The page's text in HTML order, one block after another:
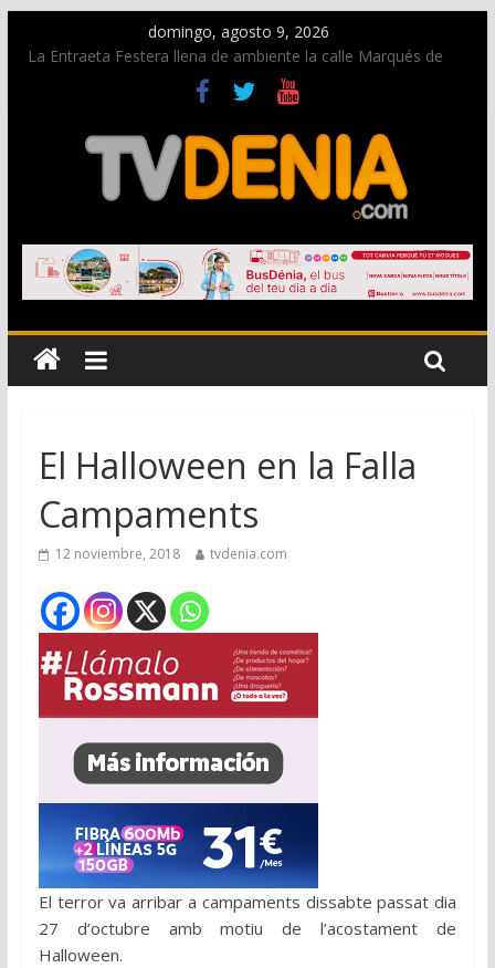
domingo, agosto 9, 2026
La Entraeta Festera llena de ambiente la calle Marqués de
Campo con la recepción a la Capitanía Cristiana
Dos personas fallecen en un grave accidente en la N-332
entre Benissa y Calp
Una nueva oportunidad para donar sangre en Cruz Roja
El bando moro protagonista en la Segunda Entraeta Festera
Paco Adsuar dona al Arxiu de Dénia más de 50.000 imágenes
de la memoria visual de la ciudad
El Halloween en la Falla
Campaments
12 noviembre, 2018 tvdenia.com
El terror va arribar a campaments dissabte passat dia
27 d’octubre amb motiu de l’acostament de
Halloween.